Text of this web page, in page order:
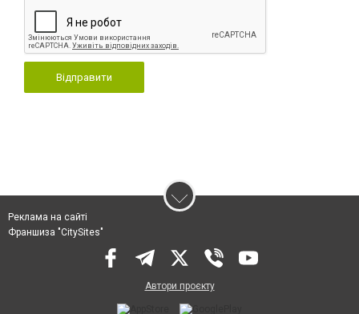
Відправити
Реклама на сайті
Франшиза "CitySites"
Автори проєкту